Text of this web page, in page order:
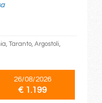
Taranto, Argostoli,
26/08/2026
€ 1.199